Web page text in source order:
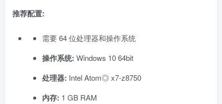
推荐配置:
需要 64 位处理器和操作系统
操作系统: Windows 10 64bit
处理器: Intel Atom◎ x7-z8750
内存: 1 GB RAM